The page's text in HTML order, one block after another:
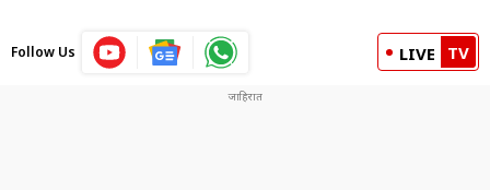
Follow Us LIVE TV